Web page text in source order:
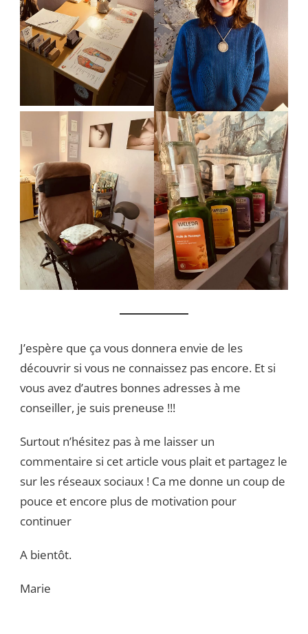
J’espère que ça vous donnera envie de les
découvrir si vous ne connaissez pas encore. Et si
vous avez d’autres bonnes adresses à me
conseiller, je suis preneuse !!!
Surtout n’hésitez pas à me laisser un
commentaire si cet article vous plait et partagez le
sur les réseaux sociaux ! Ca me donne un coup de
pouce et encore plus de motivation pour
continuer
A bientôt.
Marie